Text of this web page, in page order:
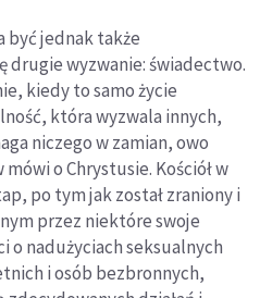
być jednak także
drugie wyzwanie: świadectwo.
kiedy to samo życie
która wyzwala innych,
niczego w zamian, owo
o Chrystusie. Kościół w
po tym jak został zraniony i
przez niektóre swoje
o nadużyciach seksualnych
i osób bezbronnych,